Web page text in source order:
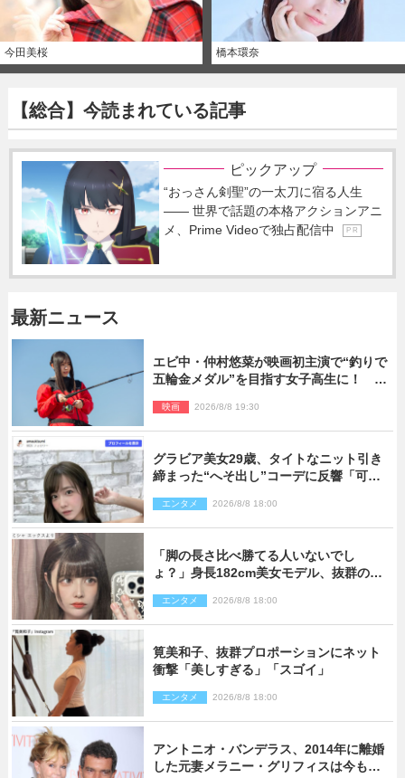
今田美桜 橋本環奈
【総合】今読まれている記事
ピックアップ
“おっさん剣聖”の一太刀に宿る人生
―― 世界で話題の本格アクションアニ
メ、Prime Videoで独占配信中
P R
最新ニュース
エビ中・仲村悠菜が映画初主演で“釣りで
五輪金メダル”を目指す女子高生に！ 映
映画 2026/8/8 19:30
グラビア美女29歳、タイトなニット引き
締まった“へそ出し”コーデに反響「可愛
エンタメ 2026/8/8 18:00
「脚の長さ比べ勝てる人いないでし
ょ？」身長182cm美女モデル、抜群のプ
エンタメ 2026/8/8 18:00
筧美和子、抜群プロポーションにネット
衝撃「美しすぎる」「スゴイ」
エンタメ 2026/8/8 18:00
アントニオ・バンデラス、2014年に離婚
した元妻メラニー・グリフィスは今も